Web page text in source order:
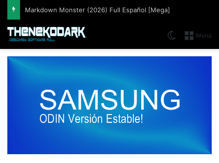
Markdown Monster (2026) Full Español [Mega]
Menú
Switch skin